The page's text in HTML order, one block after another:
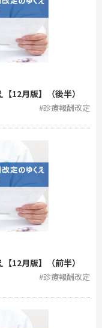
12月版】（後半）
#診療報酬改定
12月版】（前半）
#診療報酬改定